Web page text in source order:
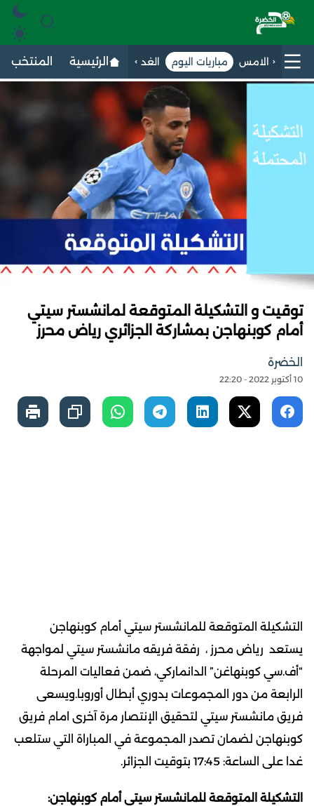
الامس مباريات اليوم الغد الرئيسية المنتخب
توقيت و التشكيلة المتوقعة لمانشستر سيتي
أمام كوبنهاجن بمشاركة الجزائري رياض محرز
الخضرة
10 أكتوبر 2022 - 22:20
التشكيلة المتوقعة للمانشستر سيتي أمام كوبنهاجن
يستعد رياض محرز ، رفقة فريقه مانشستر سيتي لمواجهة
“أف.سي كوبنهاغن” الدانماركي، ضمن فعاليات المرحلة
الرابعة من دور المجموعات بدوري أبطال أوروبا.ويسعى
فريق مانشستر سيتي لتحقيق الإنتصار مرة آخرى امام فريق
كوبنهاجن لضمان تصدر المجموعة في المباراة التي ستلعب
غدا على الساعة: 17:45 بتوقيت الجزائر.
التشكيلة المتوقعة للمانشستر سيتي أمام كوبنهاجن: